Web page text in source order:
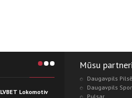
Lokomotiv
Mūsu partneri
Daugavpils
Daugavpils
Pulsar